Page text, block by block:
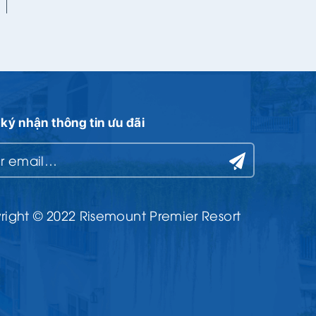
nhận thông tin ưu đãi
© 2022 Risemount Premier Resort